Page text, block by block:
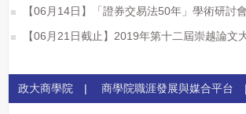
【06月14日】「證券交易法50年」學術研討會
【06月21日截止】2019年第十二屆崇越論文
政大商學院 | 商學院職涯發展與媒合平台